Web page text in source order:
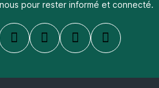
pour rester informé et connecté.